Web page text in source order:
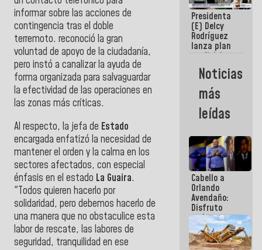
informar sobre las acciones de
contingencia tras el doble
terremoto. reconoció la gran
voluntad de apoyo de la ciudadanía,
pero instó a canalizar la ayuda de
forma organizada para salvaguardar
la efectividad de las operaciones en
las zonas más críticas.
Al respecto, la jefa de Estado
encargada enfatizó la necesidad de
mantener el orden y la calma en los
sectores afectados, con especial
énfasis en el estado La Guaira.
"Todos quieren hacerlo por
solidaridad, pero debemos hacerlo de
una manera que no obstaculice esta
labor de rescate, las labores de
seguridad, tranquilidad en ese
atención de
emergencia
sísmica en
la última
semana
Presidenta
(E) Delcy
Rodríguez
lanza plan
crediticio
con subsidio
a Juntas de
Condominio
Noticias
más
leídas
Cabello a
Orlando
Avendaño:
Disfruto
cada vez
que escribes
porque lo